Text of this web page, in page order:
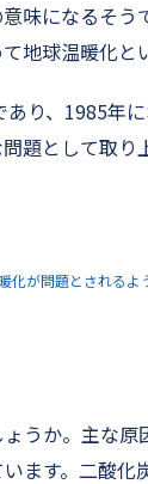
味になるそう
地球温暖化と
り、1985年
題として取り
化が問題とされるよ
うか。主な原
ます。二酸化